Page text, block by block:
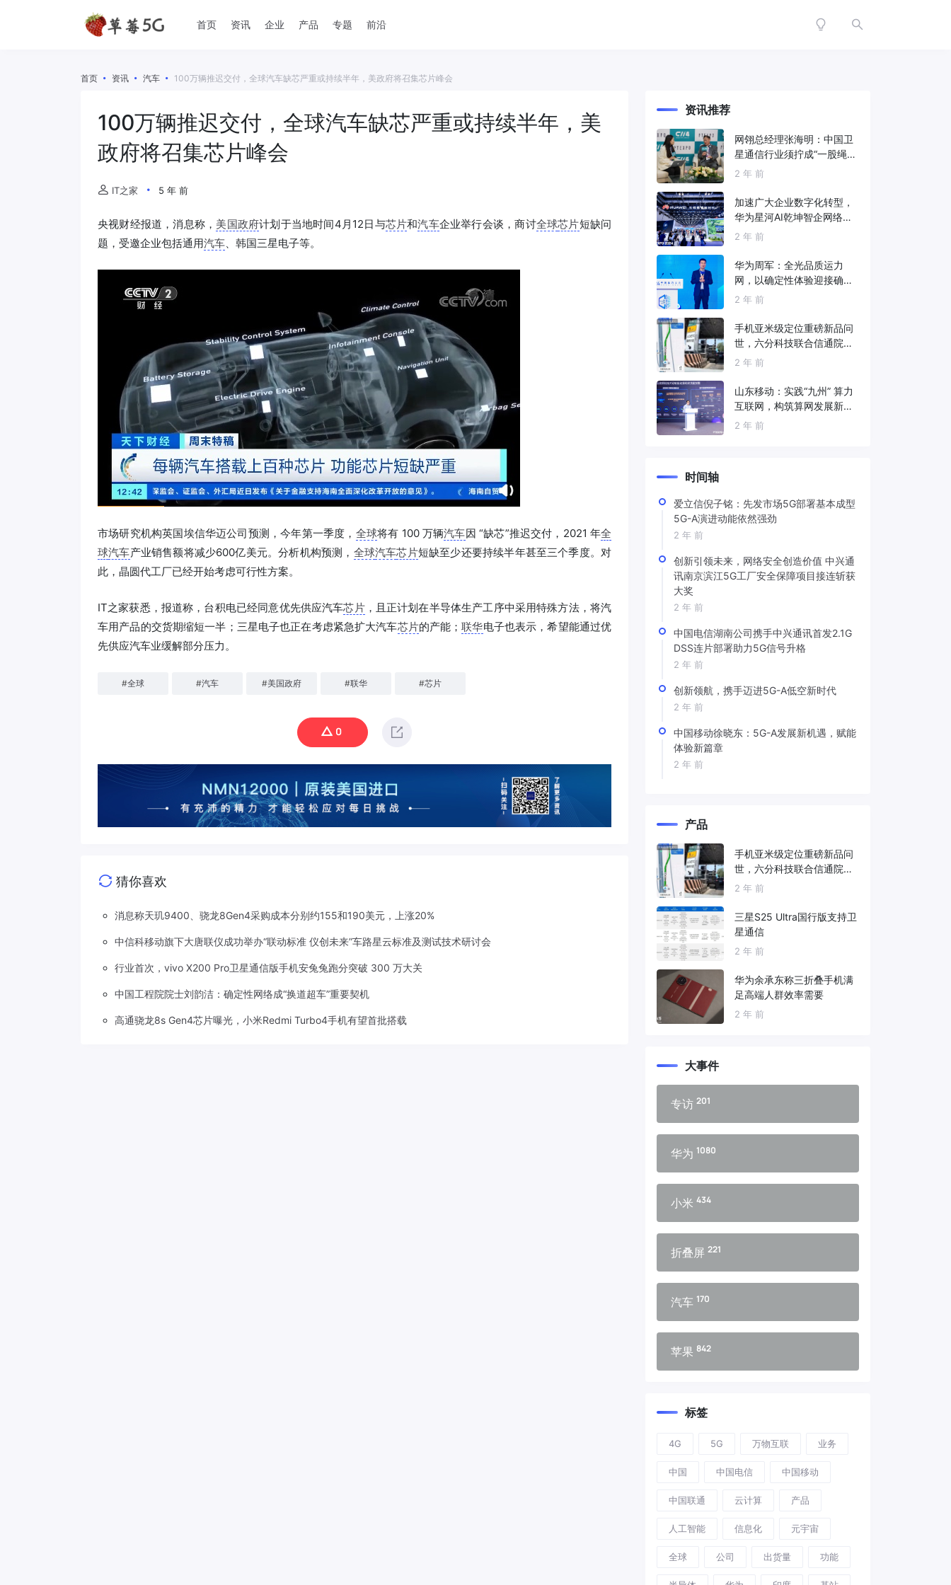
首页 资讯 企业 产品 专题 前沿
首页 资讯 汽车 100万辆推迟交付，全球汽车缺芯严重或持续半年，美政府将召集芯片峰会
100万辆推迟交付，全球汽车缺芯严重或持续半年，美
政府将召集芯片峰会
IT之家 5 年 前
央视财经报道，消息称， 美国政府计划于当地时间4月12日与芯片和汽车企业举行会谈，商讨全球芯片短缺问
题，受邀企业包括通用汽车 、韩国三星电子等。
市场研究机构英国埃信华迈公司预测，今年第一季度， 全球将有 100 万辆汽车因 “缺芯”推迟交付，2021 年全
球汽车产业销售额将减少600亿美元。分析机构预测， 全球汽车芯片短缺至少还要持续半年甚至三个季度。对
此，晶圆代工厂已经开始考虑可行性方案。
IT之家获悉，报道称，台积电已经同意优先供应汽车芯片，且正计划在半导体生产工序中采用特殊方法，将汽
车用产品的交货期缩短一半；三星电子也正在考虑紧急扩大汽车芯片的产能；联华电子也表示，希望能通过优
先供应汽车业缓解部分压力。
#全球 #汽车 #美国政府 #联华 #芯片
0
猜你喜欢
消息称天玑9400、骁龙8Gen4采购成本分别约155和190美元，上涨20%
中信科移动旗下大唐联仪成功举办“联动标准 仪创未来”车路星云标准及测试技术研讨会
行业首次，vivo X200 Pro卫星通信版手机安兔兔跑分突破 300 万大关
中国工程院院士刘韵洁：确定性网络成“换道超车”重要契机
高通骁龙8s Gen4芯片曝光，小米Redmi Turbo4手机有望首批搭载
资讯推荐
网翎总经理张海明：中国卫
星通信行业须拧成“一股绳”
共同打造垂直产业链
2 年 前
加速广大企业数字化转型，
华为星河AI乾坤智企网络解
决方案亮相2024中国国际信
2 年 前
华为周军：全光品质运力
网，以确定性体验迎接确定
性的智能时代
2 年 前
手机亚米级定位重磅新品问
世，六分科技联合信通院发
布免费服务
2 年 前
山东移动：实践“九州” 算力
互联网，构筑算网发展新底
座
2 年 前
时间轴
爱立信倪子铭：先发市场5G部署基本成型
5G-A演进动能依然强劲
2 年 前
创新引领未来，网络安全创造价值 中兴通
讯南京滨江5G工厂安全保障项目接连斩获
大奖
2 年 前
中国电信湖南公司携手中兴通讯首发2.1G
DSS连片部署助力5G信号升格
2 年 前
创新领航，携手迈进5G-A低空新时代
2 年 前
中国移动徐晓东：5G-A发展新机遇，赋能
体验新篇章
2 年 前
产品
手机亚米级定位重磅新品问
世，六分科技联合信通院发
布免费服务
2 年 前
三星S25 Ultra国行版支持卫
星通信
2 年 前
华为余承东称三折叠手机满
足高端人群效率需要
2 年 前
大事件
专访 201
华为 1080
小米 434
折叠屏 221
汽车 170
苹果 842
标签
4G 5G 万物互联 业务
中国 中国电信 中国移动
中国联通 云计算 产品
人工智能 信息化 元宇宙
全球 公司 出货量 功能